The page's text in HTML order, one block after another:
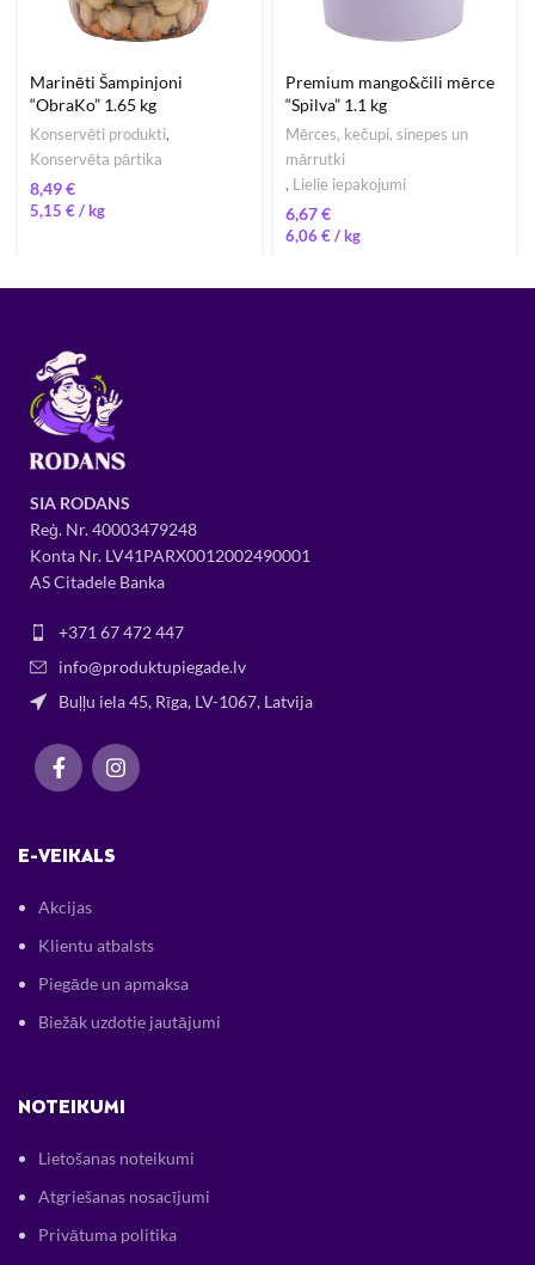
Marinēti Šampinjoni
“ObraKo” 1.65 kg
Konservēti produkti,
Konservēta pārtika
€
5,15 €/
Premium mango&čili mērce
“Spilva” 1.1 kg
Mērces, kečupi, sinepes un
mārrutki
, Lielie iepakojumi
€
6,06 € /
SIA RODANS
Reģ. Nr.40003479248
Konta Nr. LV41PARX0012002490001
AS Citadele Banka
+371 67 472 447
info@produktupiegade.lv
Buļļu iela 45, Rīga, LV-1067, Latvija
E-VEIKALS
Akcijas
Klientu atbalsts
Piegāde un apmaksa
Biežāk uzdotie jautājumi
NOTEIKUMI
Lietošanas noteikumi
Atgriešanas nosacījumi
Privātuma politika